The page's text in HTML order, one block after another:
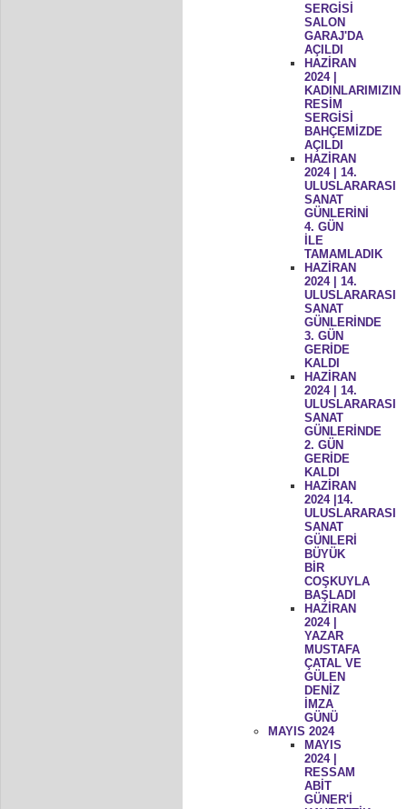
SERGİSİ
SALON
GARAJ'DA
AÇILDI
HAZİRAN
2024 |
KADINLARIMIZIN
RESİM
SERGİSİ
BAHÇEMİZDE
AÇILDI
HAZİRAN
2024 | 14.
ULUSLARARASI
SANAT
GÜNLERİNİ
4. GÜN
İLE
TAMAMLADIK
HAZİRAN
2024 | 14.
ULUSLARARASI
SANAT
GÜNLERİNDE
3. GÜN
GERİDE
KALDI
HAZİRAN
2024 | 14.
ULUSLARARASI
SANAT
GÜNLERİNDE
2. GÜN
GERİDE
KALDI
HAZİRAN
2024 |14.
ULUSLARARASI
SANAT
GÜNLERİ
BÜYÜK
BİR
COŞKUYLA
BAŞLADI
HAZİRAN
2024 |
YAZAR
MUSTAFA
ÇATAL VE
GÜLEN
DENİZ
İMZA
GÜNÜ
MAYIS 2024
MAYIS
2024 |
RESSAM
ABİT
GÜNER'İ